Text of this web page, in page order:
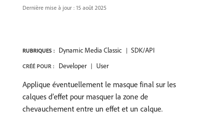
Dernière mise à jour : 15 août 2025
RUBRIQUES : Dynamic Media Classic SDK/API
CRÉÉ POUR : Developer User
Applique éventuellement le masque final sur les
calques d’effet pour masquer la zone de
chevauchement entre un effet et un calque.